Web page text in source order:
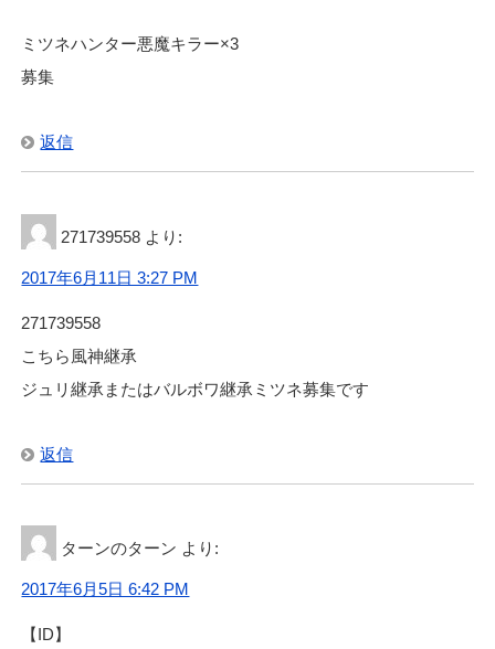
ミツネハンター悪魔キラー×3
募集
返信
271739558 より:
2017年6月11日 3:27 PM
271739558
こちら風神継承
ジュリ継承またはバルボワ継承ミツネ募集です
返信
ターンのターン より:
2017年6月5日 6:42 PM
【ID】